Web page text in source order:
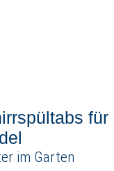
für
im Garten